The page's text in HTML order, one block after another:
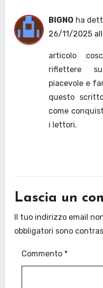
BIGNO ha
26/11/2025
articolo
riflettere
piacevole e
questo
come
i lettori.
Lascia un
Il tuo indirizzo email
obbligatori sono
Commento *